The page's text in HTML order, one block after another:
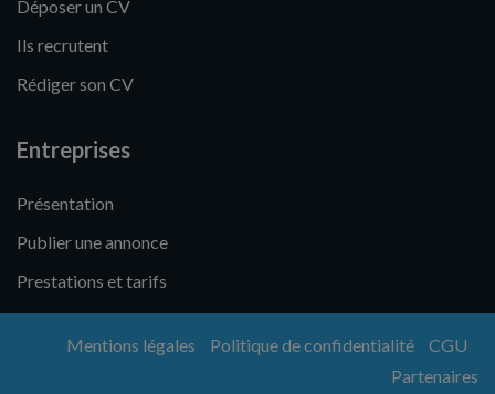
Déposer un CV
Ils recrutent
Rédiger son CV
Entreprises
Présentation
Publier une annonce
Prestations et tarifs
Mentions légales Politique de confidentialité
CGU
Partenaires